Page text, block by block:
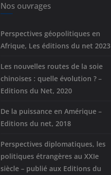
Nos ouvrages
Perspectives géopolitiques en
Afrique, Les éditions du net 2023
Les nouvelles routes de la soie
chinoises : quelle évolution ? –
Editions du Net, 2020
De la puissance en Amérique –
Editions du net, 2018
Perspectives diplomatiques, les
politiques étrangères au XXIe
siècle – publié aux Editions du